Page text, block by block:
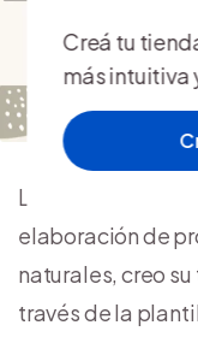
La marca
elaboración de
naturales, creo
través de la
Creá tu
más intuitiva